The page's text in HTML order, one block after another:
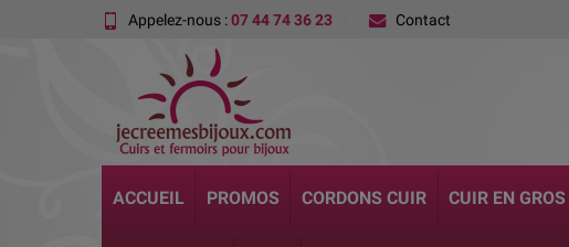
Appelez-nous :07 44 74 36 23 Contact
ACCUEIL PROMOS CORDONS CUIR CUIR EN GROS